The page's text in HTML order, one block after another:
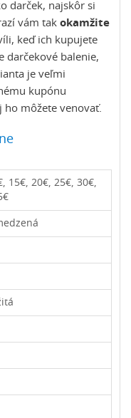
darček, najskôr si
vám tak okamžite
keď ich kupujete
darčekové balenie,
je veľmi
kupónu
ho môžete venovať.
15€, 20€, 25€, 30€,